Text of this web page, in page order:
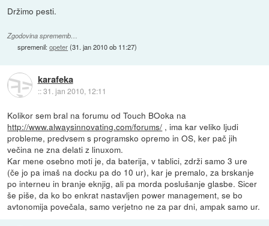
Držimo pesti.
Zgodovina sprememb…
spremenil:opeter(31. jan 2010 ob 11:27)
karafeka
::31. jan 2010, 12:11
Kolikor sem bral na forumu od Touch BOoka na
http://www.alwaysinnovating.com/forums/ , ima kar veliko ljudi
probleme, predvsem s programsko opremo in OS, ker pač jih
večina ne zna delati z linuxom.
Kar mene osebno moti je, da baterija, v tablici, zdrži samo 3 ure
(če jo pa imaš na docku pa do 10 ur), kar je premalo, za brskanje
po interneu in branje eknjig, ali pa morda poslušanje glasbe. Sicer
še piše, da ko bo enkrat nastavljen power management, se bo
avtonomija povečala, samo verjetno ne za par dni, ampak samo ur.